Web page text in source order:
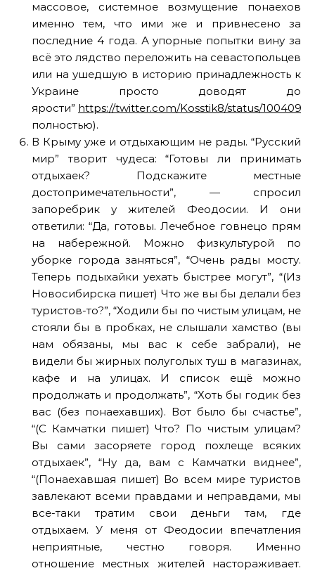
массовое, системное возмущение понаехов
именно тем, что ими же и привнесено за
последние 4 года. А упорные попытки вину за
всё это лядство переложить на севастопольцев
или на ушедшую в историю принадлежность к
Украине просто доводят до
ярости” https://twitter.com/Kosstik8/status/
полностью).
В Крыму уже и отдыхающим не рады. “Русский
мир” творит чудеса: “Готовы ли принимать
отдыхаек? Подскажите местные
достопримечательности”, — спросил
запоребрик у жителей Феодосии. И они
ответили: “Да, готовы. Лечебное говнецо прям
на набережной. Можно физкультурой по
уборке города заняться”, “Очень рады мосту.
Теперь подыхайки уехать быстрее могут”, “(Из
Новосибирска пишет) Что же вы бы делали без
туристов-то?”, “Ходили бы по чистым улицам, не
стояли бы в пробках, не слышали хамство (вы
нам обязаны, мы вас к себе забрали), не
видели бы жирных полуголых туш в магазинах,
кафе и на улицах. И список ещё можно
продолжать и продолжать”, “Хоть бы годик без
вас (без понаехавших). Вот было бы счастье”,
“(С Камчатки пишет) Что? По чистым улицам?
Вы сами засоряете город похлеще всяких
отдыхаек”, “Ну да, вам с Камчатки виднее”,
“(Понаехавшая пишет) Во всем мире туристов
завлекают всеми правдами и неправдами, мы
все-таки тратим свои деньги там, где
отдыхаем. У меня от Феодосии впечатления
неприятные, честно говоря. Именно
отношение местных жителей настораживает.